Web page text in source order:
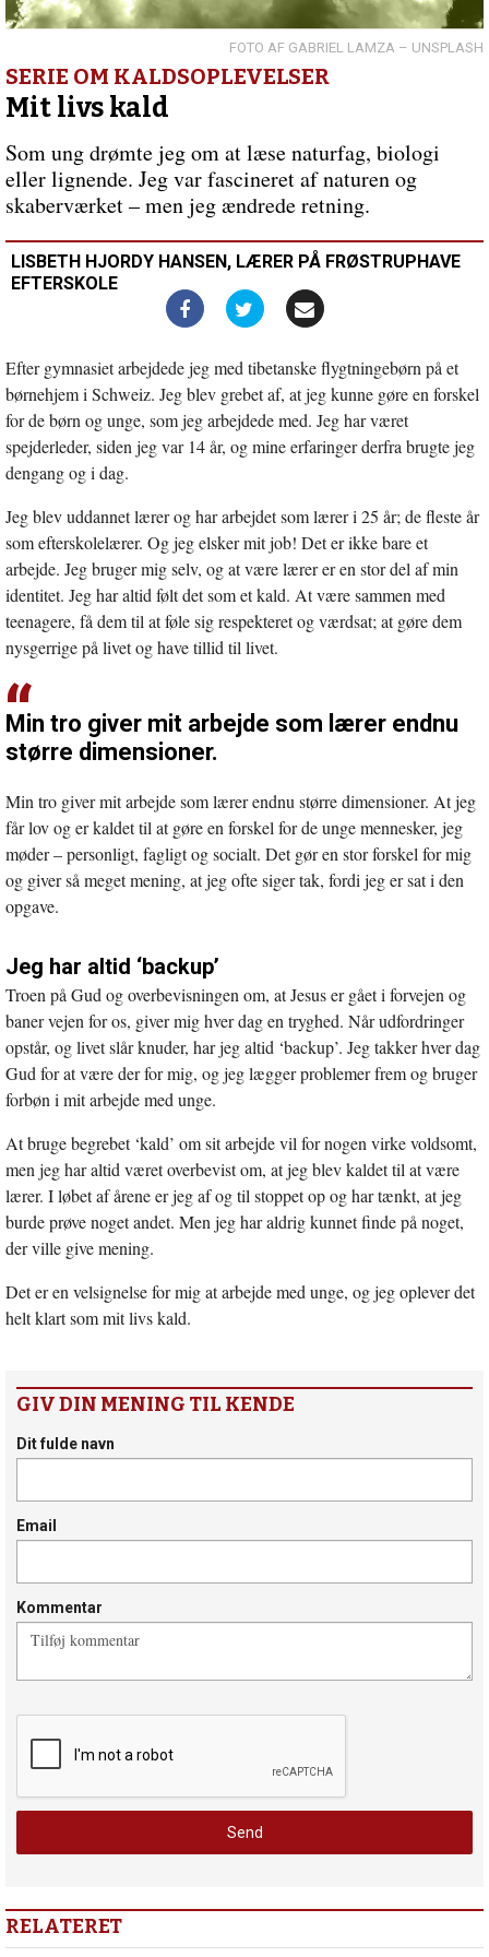
og
indlæg:
Det
åbne
fællesskab
giver
helligt
kaos
GABRIEL LAMZA – UNSPLASH
SERIE OM KALDSOPLEVELSER
Mit livs kald
Som ung drømte jeg om at læse naturfag, biologi
eller lignende. Jeg var fascineret af naturen og
skaberværket – men jeg ændrede retning.
LISBETH HJORDY HANSEN, LÆRER PÅ FRØSTRUPHAVE
EFTERSKOLE
Efter gymnasiet arbejdede jeg med tibetanske flygtningebørn på et
børnehjem i Schweiz. Jeg blev grebet af, at jeg kunne gøre en forskel
for de børn og unge, som jeg arbejdede med. Jeg har været
spejderleder, siden jeg var 14 år, og mine erfaringer derfra brugte jeg
dengang og i dag.
Jeg blev uddannet lærer og har arbejdet som lærer i 25 år; de fleste år
som efterskolelærer. Og jeg elsker mit job! Det er ikke bare et
arbejde. Jeg bruger mig selv, og at være lærer er en stor del af min
identitet. Jeg har altid følt det som et kald. At være sammen med
teenagere, få dem til at føle sig respekteret og værdsat; at gøre dem
nysgerrige på livet og have tillid til livet.
Min tro giver mit arbejde som lærer endnu
større dimensioner.
Min tro giver mit arbejde som lærer endnu større dimensioner. At jeg
får lov og er kaldet til at gøre en forskel for de unge mennesker, jeg
møder – personligt, fagligt og socialt. Det gør en stor forskel for mig
og giver så meget mening, at jeg ofte siger tak, fordi jeg er sat i den
opgave.
Jeg har altid ‘backup’
Troen på Gud og overbevisningen om, at Jesus er gået i forvejen og
baner vejen for os, giver mig hver dag en tryghed. Når udfordringer
opstår, og livet slår knuder, har jeg altid ‘backup’. Jeg takker hver dag
Gud for at være der for mig, og jeg lægger problemer frem og bruger
forbøn i mit arbejde med unge.
At bruge begrebet ‘kald’ om sit arbejde vil for nogen virke voldsomt,
men jeg har altid været overbevist om, at jeg blev kaldet til at være
lærer. I løbet af årene er jeg af og til stoppet op og har tænkt, at jeg
burde prøve noget andet. Men jeg har aldrig kunnet finde på noget,
der ville give mening.
Det er en velsignelse for mig at arbejde med unge, og jeg oplever det
helt klart som mit livs kald.
GIV DIN MENING TIL KENDE
Dit fulde navn
Email
Kommentar
RELATERET